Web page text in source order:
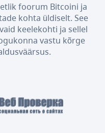
foorum Bitcoini ja
kohta üldiselt. See
keelekohti ja sellel
vastu kõrge